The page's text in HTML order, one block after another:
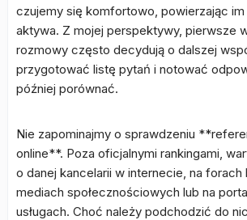
czujemy się komfortowo, powierzając im
aktywa. Z mojej perspektywy, pierwsze
rozmowy często decydują o dalszej
przygotować listę pytań i notować
później porównać.
Nie zapominajmy o sprawdzeniu
online**. Poza oficjalnymi rankingami,
o danej kancelarii w internecie, na
mediach społecznościowych lub na
usługach. Choć należy podchodzić do